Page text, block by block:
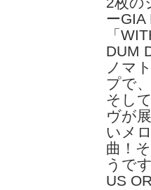
ー
「
DUM
ノマ
プで
そし
ヴが
いメ
曲！
うで
US